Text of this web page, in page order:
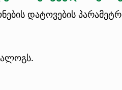
დატოვების